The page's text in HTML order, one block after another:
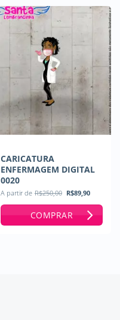
CARICATURA
ENFERMAGEM DIGITAL
0020
A partir de R$250,00 O
preço
original
era:
R$250,00.
R$89,90
atual
é:
COMPRAR